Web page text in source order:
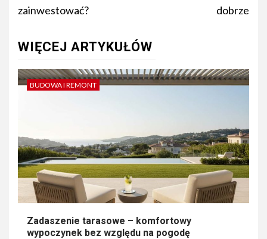
zainwestować?
dobrze
WIĘCEJ ARTYKUŁÓW
BUDOWA I REMONT
Zadaszenie tarasowe – komfortowy
wypoczynek bez względu na pogodę